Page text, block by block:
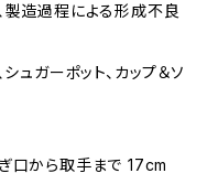
製造過程による形成不良
ガーポット、カップ＆ソ
から取手まで 17cm